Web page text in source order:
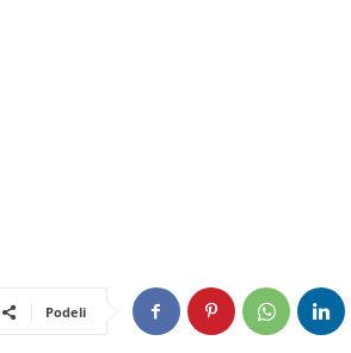
Podeli